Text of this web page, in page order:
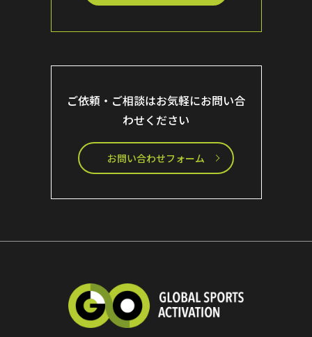
ご依頼・ご相談はお気軽にお問い合
わせください
お問い合わせフォーム